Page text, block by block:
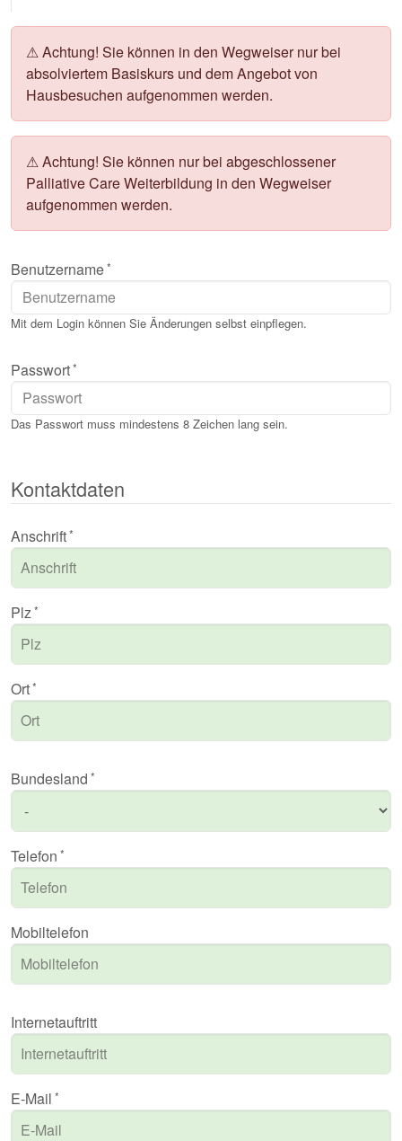
⚠ Achtung! Sie können in den Wegweiser nur bei
absolviertem Basiskurs und dem Angebot von
Hausbesuchen aufgenommen werden.
⚠ Achtung! Sie können nur bei abgeschlossener
Palliative Care Weiterbildung in den Wegweiser
aufgenommen werden.
Benutzername
Mit dem Login können Sie Änderungen selbst einpflegen.
Passwort
Das Passwort muss mindestens 8 Zeichen lang sein.
Kontaktdaten
Anschrift
Plz
Ort
Bundesland
Telefon
Mobiltelefon
Internetauftritt
E-Mail